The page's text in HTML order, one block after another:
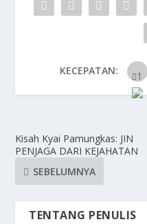
KECEPATAN:
Kisah Kyai Pamungkas: JIN
PENJAGA DARI KEJAHATAN
SEBELUMNYA
TENTANG PENULIS